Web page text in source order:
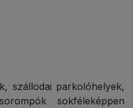
szállodai parkolóhelyek,
sokféleképpen